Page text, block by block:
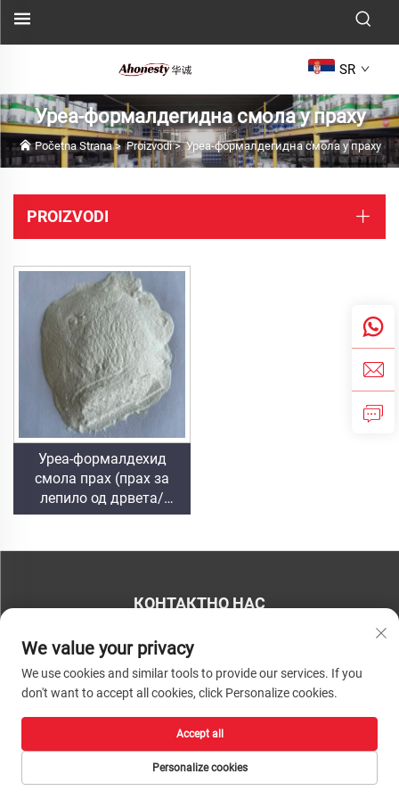
SR
Уреа-формалдегидна смола у праху
Početna Strana>Proizvodi>Уреа-формалдегидна смола у праху
PROIZVODI
Уреа-формалдехид
смола прах (прах за
лепило од дрвета/
прилеп за прах) који се
вештачких плоча,
фалекар, фини дрвени
плочу итд.
КОНТАКТНО НАС
Телефон:
Телефон:+86-13793890209
Пошта:[email protected]
Ауторско право © 2026 Шандун Хуацхенг Хигх-Тецх Материал
Технологија Цо, Лтд. Сва права су задржана. | Политике приватности
We value your privacy
We use cookies and similar tools to provide our services. If you
don't want to accept all cookies, click Personalize cookies.
Personalize cookies
Accept all